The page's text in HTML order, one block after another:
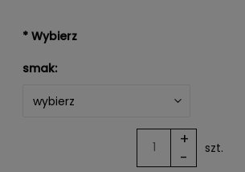
* Wybierz
smak:
-
+ szt.